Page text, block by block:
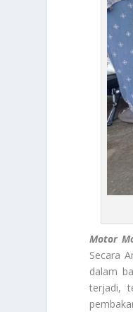
Motor
Secara
dalam
terjadi,